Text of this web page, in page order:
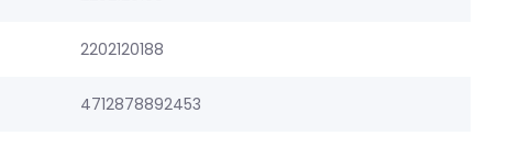
2202120188
4712878892453